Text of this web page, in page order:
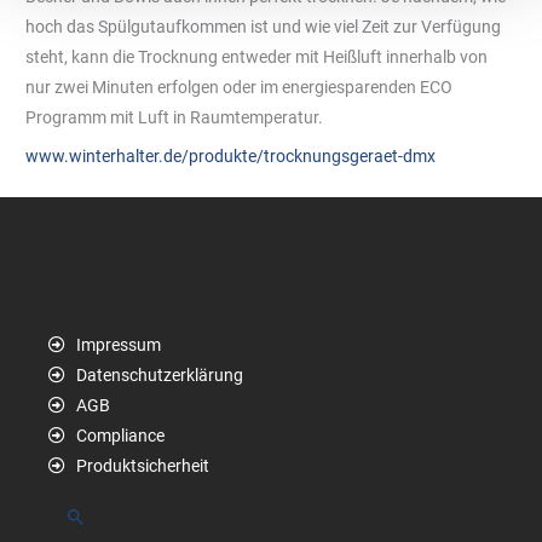
hoch das Spülgutaufkommen ist und wie viel Zeit zur Verfügung
steht, kann die Trocknung entweder mit Heißluft innerhalb von
nur zwei Minuten erfolgen oder im energiesparenden ECO
Programm mit Luft in Raumtemperatur.
www.winterhalter.de/produkte/trocknungsgeraet-dmx
Impressum
Datenschutzerklärung
AGB
Compliance
Produktsicherheit
Suchen